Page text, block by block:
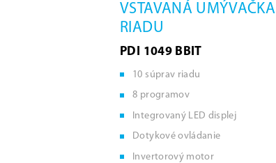
VSTAVANÁ UMÝVAČKA
RIADU
PDI 1049 BBIT
10 súprav riadu
8 programov
Integrovaný LED displej
Dotykové ovládanie
Invertorový motor